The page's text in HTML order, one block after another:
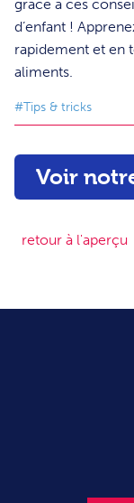
grâce à ces
d’enfant !
rapidement et en
aliments.
#Tips & tricks
Voir
retour à l'aperçu